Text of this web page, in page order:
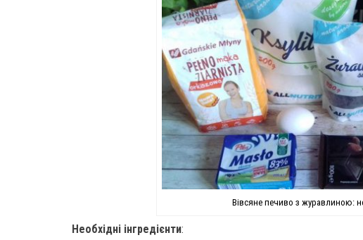
Вівсяне печиво з журавлиною:
Необхідні інгредієнти: